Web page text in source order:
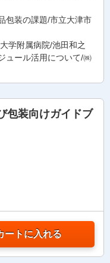
包装の課題/市立大津市
学附属病院/池田和之
ュール活用について/㈱
包装向けガイドブ
ートに入れる